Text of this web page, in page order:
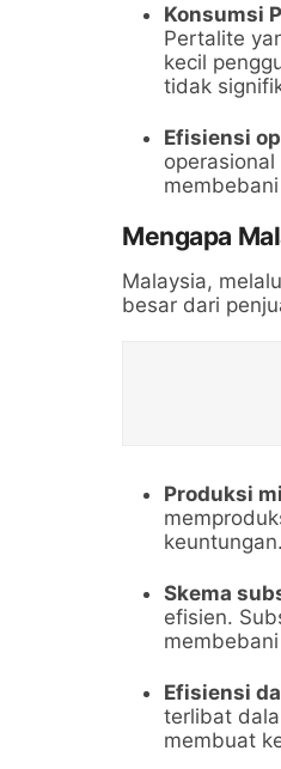
Konsumsi
Pertalite
kecil
tidak
Efisiensi
Mengapa
Malaysia,
besar dari
Produksi
keuntungan.
Skema
efisien.
Efisiensi
terlibat
membuat